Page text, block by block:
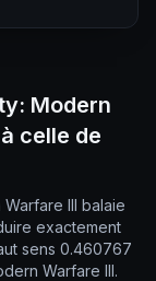
Modern
celle de
III balaie
exactement
sens 0.460767
Warfare III.